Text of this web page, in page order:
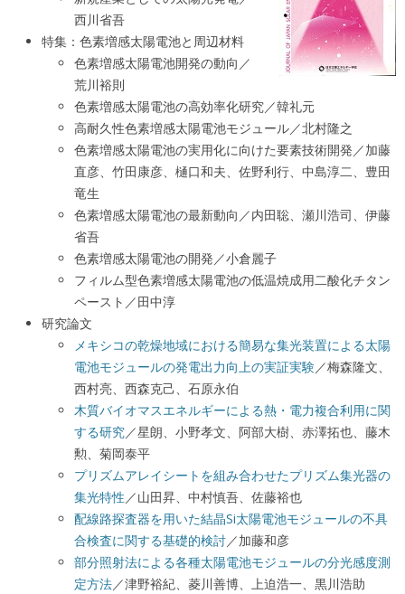
西川省吾
特集：色素増感太陽電池と周辺材料
色素増感太陽電池開発の動向／
荒川裕則
色素増感太陽電池の高効率化研究／韓礼元
高耐久性色素増感太陽電池モジュール／北村隆之
色素増感太陽電池の実用化に向けた要素技術開発／加藤
直彦、竹田康彦、樋口和夫、佐野利行、中島淳二、豊田
竜生
色素増感太陽電池の最新動向／内田聡、瀬川浩司、伊藤
省吾
色素増感太陽電池の開発／小倉麗子
フィルム型色素増感太陽電池の低温焼成用二酸化チタン
ペースト／田中淳
研究論文
メキシコの乾燥地域における簡易な集光装置による太陽
電池モジュールの発電出力向上の実証実験／梅森隆文、
西村亮、西森克己、石原永伯
木質バイオマスエネルギーによる熱・電力複合利用に関
する研究／星朗、小野孝文、阿部大樹、赤澤拓也、藤木
勲、菊岡泰平
プリズムアレイシートを組み合わせたプリズム集光器の
集光特性／山田昇、中村慎吾、佐藤裕也
配線路探査器を用いた結晶Si太陽電池モジュールの不具
合検査に関する基礎的検討／加藤和彦
部分照射法による各種太陽電池モジュールの分光感度測
定方法／津野裕紀、菱川善博、上迫浩一、黒川浩助